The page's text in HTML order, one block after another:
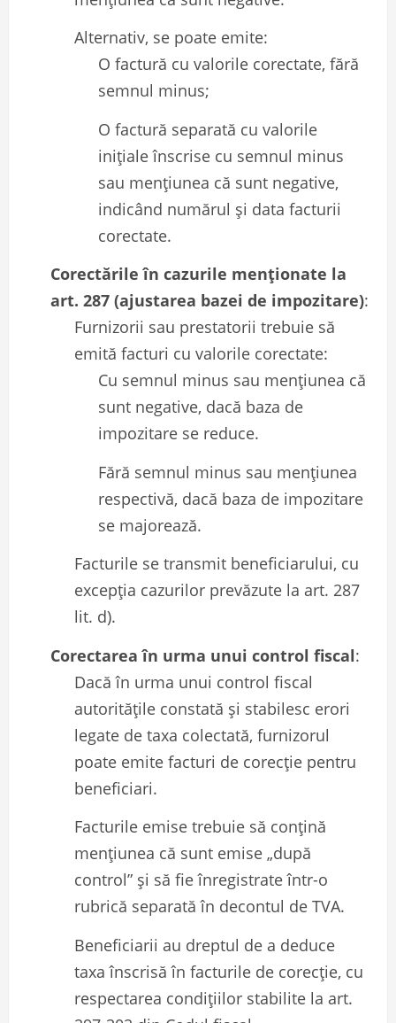
Alternativ, se poate emite:
O factură cu valorile corectate, fără
semnul minus;
O factură separată cu valorile
inițiale înscrise cu semnul minus
sau mențiunea că sunt negative,
indicând numărul și data facturii
corectate.
Corectările în cazurile menționate la
art. 287 (ajustarea bazei de impozitare):
Furnizorii sau prestatorii trebuie să
emită facturi cu valorile corectate:
Cu semnul minus sau mențiunea că
sunt negative, dacă baza de
impozitare se reduce.
Fără semnul minus sau mențiunea
respectivă, dacă baza de impozitare
se majorează.
Facturile se transmit beneficiarului, cu
excepția cazurilor prevăzute la art. 287
lit. d).
Corectarea în urma unui control fiscal:
Dacă în urma unui control fiscal
autoritățile constată și stabilesc erori
legate de taxa colectată, furnizorul
poate emite facturi de corecție pentru
beneficiari.
Facturile emise trebuie să conțină
mențiunea că sunt emise „după
control” și să fie înregistrate într-o
rubrică separată în decontul de TVA.
Beneficiarii au dreptul de a deduce
taxa înscrisă în facturile de corecție, cu
respectarea condițiilor stabilite la art.